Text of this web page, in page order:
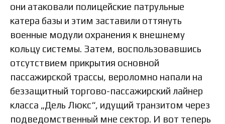
они атаковали полицейские патрульные
катера базы и этим заставили оттянуть
военные модули охранения к внешнему
кольцу системы. Затем, воспользовавшись
отсутствием прикрытия основной
пассажирской трассы, вероломно напали на
беззащитный торгово-пассажирский лайнер
класса „Дель Люкс“, идущий транзитом через
подведомственный мне сектор. И вот теперь